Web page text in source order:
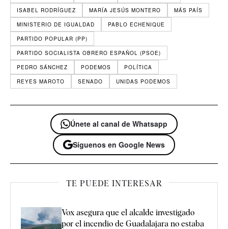
ISABEL RODRÍGUEZ
MARÍA JESÚS MONTERO
MÁS PAÍS
MINISTERIO DE IGUALDAD
PABLO ECHENIQUE
PARTIDO POPULAR (PP)
PARTIDO SOCIALISTA OBRERO ESPAÑOL (PSOE)
PEDRO SÁNCHEZ
PODEMOS
POLÍTICA
REYES MAROTO
SENADO UNIDAS PODEMOS
Únete al canal de Whatsapp
Síguenos en Google News
TE PUEDE INTERESAR
Vox asegura que el alcalde investigado
por el incendio de Guadalajara no estaba